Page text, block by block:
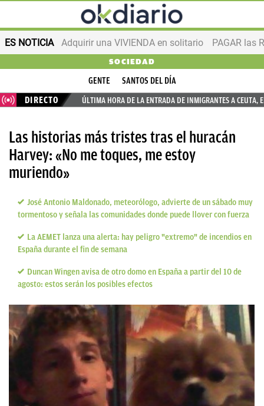
ES NOTICIA Adquirir una VIVIENDA en solitario PAGAR las
SOCIEDAD
GENTE
SANTOS DEL DÍA
DIRECTO
ÚLTIMA HORA DE LA ENTRADA DE INMIGRANTES A CEUTA,
Las historias más tristes tras el huracán
Harvey: «No me toques, me estoy
muriendo»
José Antonio Maldonado, meteorólogo, advierte de un sábado muy
tormentoso y señala las comunidades donde puede llover con fuerza
La AEMET lanza una alerta: hay peligro "extremo" de incendios en
España durante el fin de semana
Duncan Wingen avisa de otro domo en España a partir del 10 de
agosto: estos serán los posibles efectos